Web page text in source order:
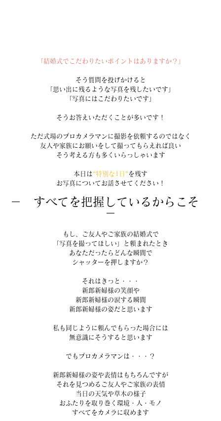
「結婚式でこだわりたいポイントはありますか？」
そう質問を投げかけると
「思い出に残るような写真を残したいです」
「写真にはこだわりたいです」
そうお答えいただくことが多いです！
ただ式場のプロカメラマンに撮影を依頼するのではなく
友人や家族にお願いをして撮ってもらえれば良い
そう考える方も多くいらっしゃいます
本日は“特別な1日” を残す
お写真についてお話させてください！
－　すべてを把握しているからこそ
－
もし、ご友人やご家族の結婚式で
「写真を撮ってほしい」と頼まれたとき
あなただったらどんな瞬間で
シャッターを押しますか？
それはきっと・・・
新郎新婦様の笑顔や
新郎新婦様の涙する瞬間
新郎新婦様の姿だと思います
私も同じように頼んでもらった場合には
無意識にそうすると思います
でもプロカメラマンは・・・？
新郎新婦様の姿や表情はもちろんですが
それを見つめるご友人やご家族の表情
当日の天気や草木の様子
おふたりを取り巻く環境・人・モノ
すべてをカメラに収めます